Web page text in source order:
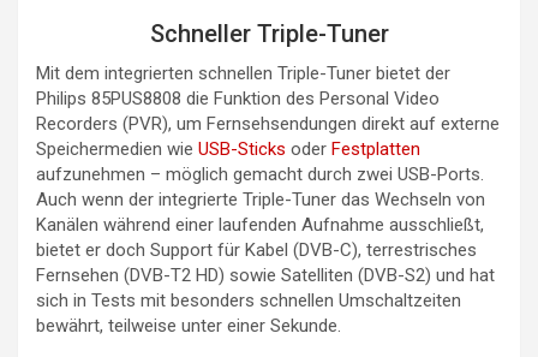
Schneller Triple-Tuner
Mit dem integrierten schnellen Triple-Tuner bietet der
Philips 85PUS8808 die Funktion des Personal Video
Recorders (PVR), um Fernsehsendungen direkt auf externe
Speichermedien wie USB-Sticks oder Festplatten
aufzunehmen – möglich gemacht durch zwei USB-Ports.
Auch wenn der integrierte Triple-Tuner das Wechseln von
Kanälen während einer laufenden Aufnahme ausschließt,
bietet er doch Support für Kabel (DVB-C), terrestrisches
Fernsehen (DVB-T2 HD) sowie Satelliten (DVB-S2) und hat
sich in Tests mit besonders schnellen Umschaltzeiten
bewährt, teilweise unter einer Sekunde.